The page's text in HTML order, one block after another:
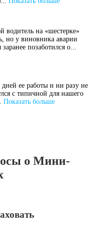
водитель на «шестерке»
но у виновника аварии
позаботился о...
ее работы и ни разу не
с типичной для нашего
Показать больше
о Мини-